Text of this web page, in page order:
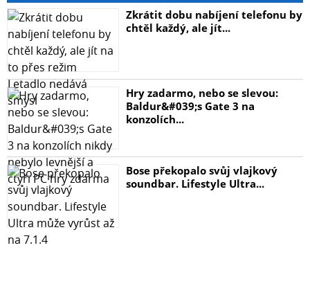
Zkrátit dobu nabíjení telefonu by
chtěl každý, ale jít...
Hry zadarmo, nebo se slevou:
Baldur&#039;s Gate 3 na
konzolích...
Bose překopalo svůj vlajkový
soundbar. Lifestyle Ultra...